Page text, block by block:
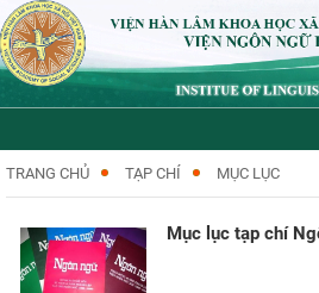
TRANG CHỦ TẠP CHÍ MỤC LỤC
Mục lục tạp chí